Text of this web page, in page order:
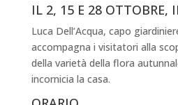
IL 2, 15 E 28 OTTOBRE,
Luca Dell’Acqua, capo
accompagna i visitatori alla
della varietà della flora
incornicia la casa.